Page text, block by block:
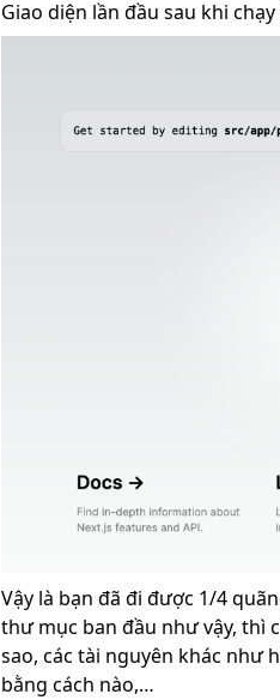
Giao diện lần đầu sau khi
Vậy là bạn đã đi được 1/4
thư mục ban đầu như vậy, thì
sao, các tài nguyên khác như
bằng cách nào,…